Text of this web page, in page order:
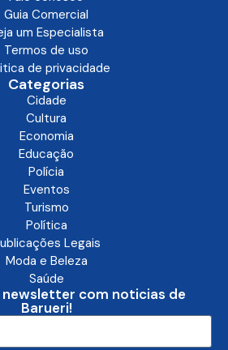
Guia Comercial
um Especialista
Termos de uso
de privacidade
Categorias
Cidade
Cultura
Economia
Educação
Polícia
Eventos
Turismo
Política
Legais
Moda e Beleza
Saúde
newsletter com noticias de
Barueri!